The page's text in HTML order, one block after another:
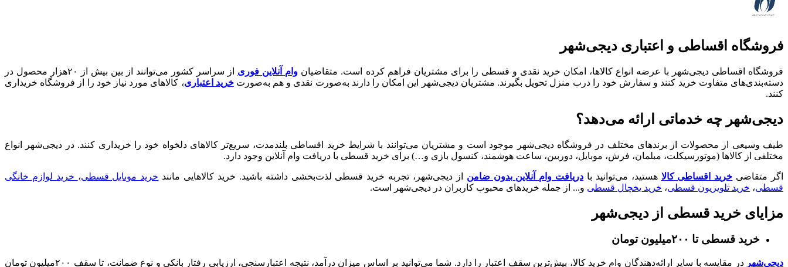
فروشگاه اقساطی و اعتباری دیجی‌شهر
فروشگاه اقساطی دیجی‌شهر با عرضه انواع کالا‌ها، امکان خرید نقدی و قسطی را برای مشتریان فراهم کرده است. متقاضیان وام آنلاین فوری
از سراسر کشور می‌توانند از بین بیش از ۲۰هزار محصول در
دسته‌بندی‌های متفاوت خرید کنند و سفارش خود را درب منزل تحویل بگیرند. مشتریان دیجی‌شهر این امکان را دارند به‌صورت نقدی و هم به‌صورت خرید اعتباری، کالاهای مورد نیاز خود را از فروشگاه خریداری
کنند.
دیجی‌شهر چه خدماتی ارائه می‌دهد؟
طیف وسیعی از محصولات از برندهای مختلف در فروشگاه دیجی‌شهر موجود است و مشتریان می‌توانند با شرایط خرید اقساطی بلندمدت، سریع‌تر کالاهای دلخواه خود را خریداری کنند. در دیجی‌شهر انواع
مختلفی از کالاها (موتورسیکلت، مبلمان، فرش، موبایل، دوربین، ساعت هوشمند، کنسول بازی و…) برای خرید قسطی با دریافت وام آنلاین وجود دارد.
اگر متقاضی خرید اقساطی کالا هستید، می‌توانید با دریافت وام آنلاین بدون ضامن از دیجی‌شهر، تجربه خرید قسطی لذت‌بخشی داشته باشید. خرید کالا‌هایی مانند خرید موبایل قسطی، خرید لوازم خانگی
قسطی، خرید تلویزیون قسطی، خرید یخچال قسطی و... از جمله خرید‌های محبوب کاربران در دیجی‌شهر است.
مزایای خرید قسطی از دیجی‌شهر
خرید قسطی تا ۲۰۰میلیون تومان
دیجی‌شهر
در مقایسه با سایر ارائه‌دهندگان وام خرید کالا، بیش‌ترین سقف اعتبار را دارد. شما می‌توانید بر اساس میزان درآمد، نتیجه اعتبارسنجی، ارزیابی رفتار بانکی و نوع ضمانت، تا سقف ۲۰۰میلیون تومان